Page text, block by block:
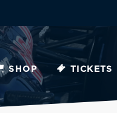
SHOP TICKETS